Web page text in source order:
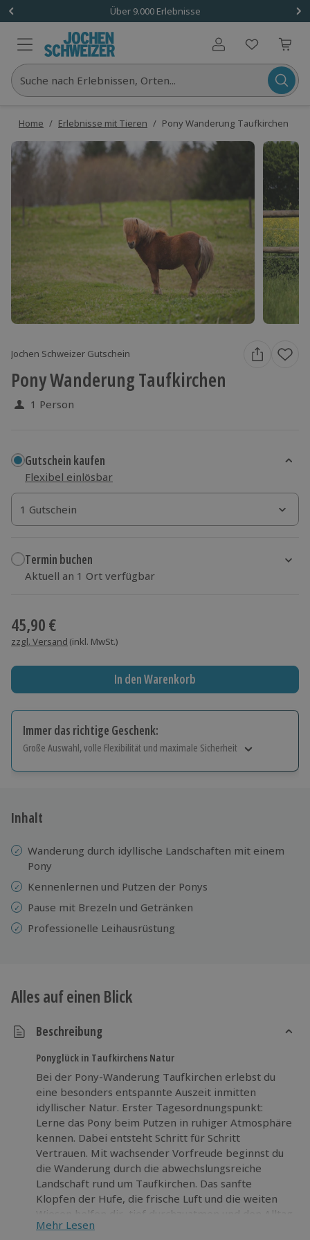
Über 9.000 Erlebnisse
Benutzerkonto
Suche nach Erlebnissen, Orten...
Home / Erlebnisse mit Tieren / Pony Wanderung Taufkirchen
Jochen Schweizer Gutschein
Pony Wanderung Taufkirchen
1 Person
Gutschein kaufen
Flexibel einlösbar
1 Gutschein
1 Gutschein
1 Gutschein
Termin buchen
Aktuell an 1 Ort verfügbar
45,90 €
zzgl. Versand (inkl. MwSt.)
In den Warenkorb
Immer das richtige Geschenk:
Große Auswahl, volle Flexibilität und maximale Sicherheit
Jeder Gutschein für alle Erlebnisse einlösbar.
Inhalt
Wanderung durch idyllische Landschaften mit einem
Pony
Kennenlernen und Putzen der Ponys
Pause mit Brezeln und Getränken
Professionelle Leihausrüstung
Alles auf einen Blick
Beschreibung
Ponyglück in Taufkirchens Natur
Bei der Pony-Wanderung Taufkirchen erlebst du
eine besonders entspannte Auszeit inmitten
idyllischer Natur. Erster Tagesordnungspunkt:
Lerne das Pony beim Putzen in ruhiger Atmosphäre
kennen. Dabei entsteht Schritt für Schritt
Vertrauen. Mit wachsender Vorfreude beginnst du
die Wanderung durch die abwechslungsreiche
Landschaft rund um Taufkirchen. Das sanfte
Klopfen der Hufe, die frische Luft und die weiten
Wiesen helfen dir, tief durchzuatmen und den Alltag
hinter dir zu lassen. Während der Tour genießt du
Mehr Lesen